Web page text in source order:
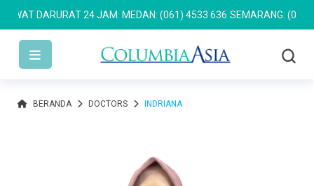
DARURAT 24 JAM: MEDAN: (061) 4533 636 SEMARANG: (024)
BERANDA DOCTORS INDRIANA